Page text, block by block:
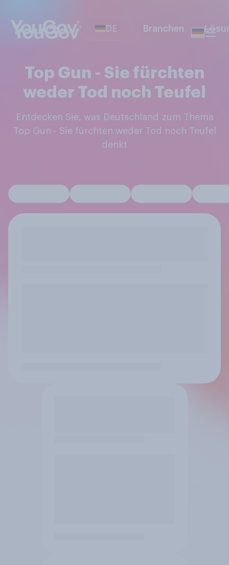
DE Branchen
Top Gun - Sie fürchten
weder Tod noch Teufel
Entdecken Sie, was Deutschland zum Thema
Top Gun - Sie fürchten weder Tod noch Teufel
denkt